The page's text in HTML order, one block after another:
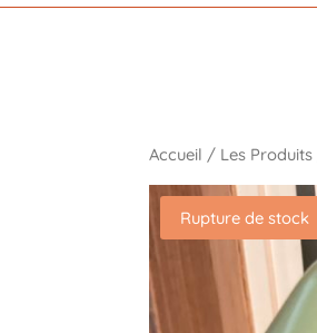
Accueil / Les Produits
Rupture de stock